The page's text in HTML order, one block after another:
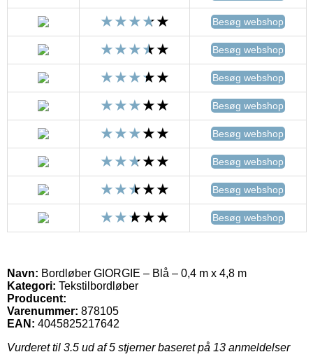
Besøg webshop
Besøg webshop
Besøg webshop
Besøg webshop
Besøg webshop
Besøg webshop
Besøg webshop
Besøg webshop
Navn: Bordløber GIORGIE – Blå – 0,4 m x 4,8 m
Kategori: Tekstilbordløber
Producent:
Varenummer: 878105
EAN: 4045825217642
Vurderet til 3.5 ud af 5 stjerner baseret på 13 anmeldelser